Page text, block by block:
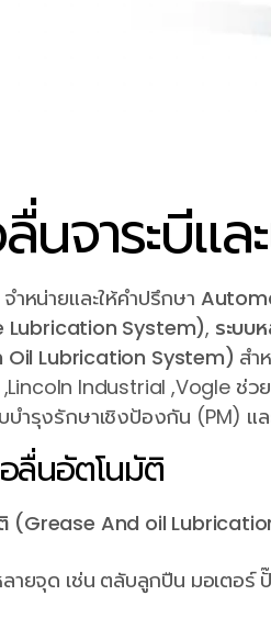
นจาระบีแล
ำหน่ายและให้คำปรึกษา
Lubrication System), ระบบ
Oil Lubrication System) สำ
,Lincoln Industrial ,Vogle
บำรุงรักษาเชิงป้องกัน (PM)
ลื่นอัตโนมัติ
(Grease And oil
ายจุด เช่น ตลับลูกปืน มอเตอร์